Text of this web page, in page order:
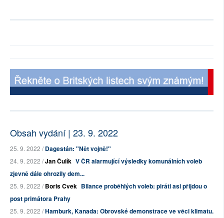
Obsah vydání | 23. 9. 2022
25. 9. 2022 /Dagestán: "Nět vojně!"
24. 9. 2022 /Jan Čulík V ČR alarmující výsledky komunálních voleb
zjevně dále ohrozily dem...
25. 9. 2022 /Boris Cvek Bilance proběhlých voleb: piráti asi přijdou o
post primátora Prahy
25. 9. 2022 /Hamburk, Kanada: Obrovské demonstrace ve věci klimatu.